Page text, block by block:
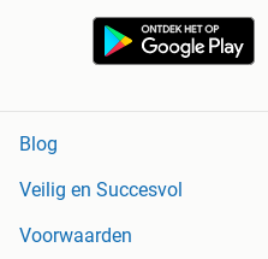
Blog
Veilig en Succesvol
Voorwaarden